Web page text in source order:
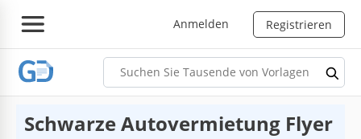
Anmelden Registrieren
Schwarze Autovermietung Flyer